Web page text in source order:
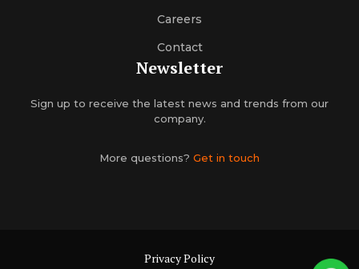
Careers
Contact
Newsletter
Sign up to receive the latest news and trends from our
company.
More questions? Get in touch
Privacy Policy